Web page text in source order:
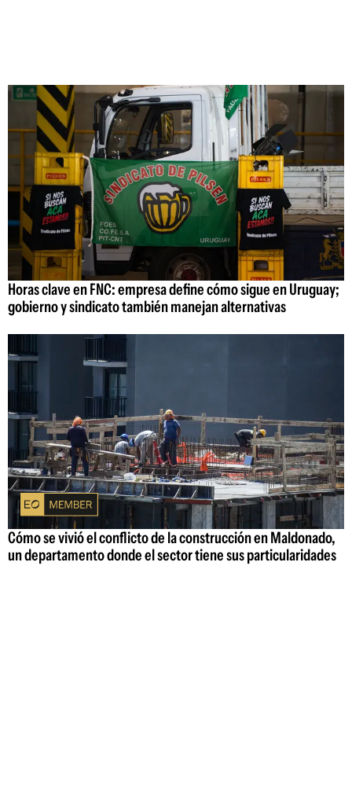
Horas clave en FNC: empresa define cómo sigue en Uruguay;
gobierno y sindicato también manejan alternativas
Cómo se vivió el conflicto de la construcción en Maldonado,
un departamento donde el sector tiene sus particularidades